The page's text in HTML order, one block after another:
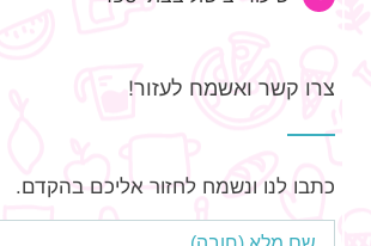
צרו קשר ואשמח לעזור!
כתבו לנו ונשמח לחזור אליכם בהקדם.